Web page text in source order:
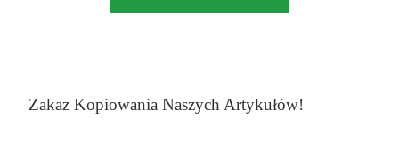
Zakaz Kopiowania Naszych Artykułów!